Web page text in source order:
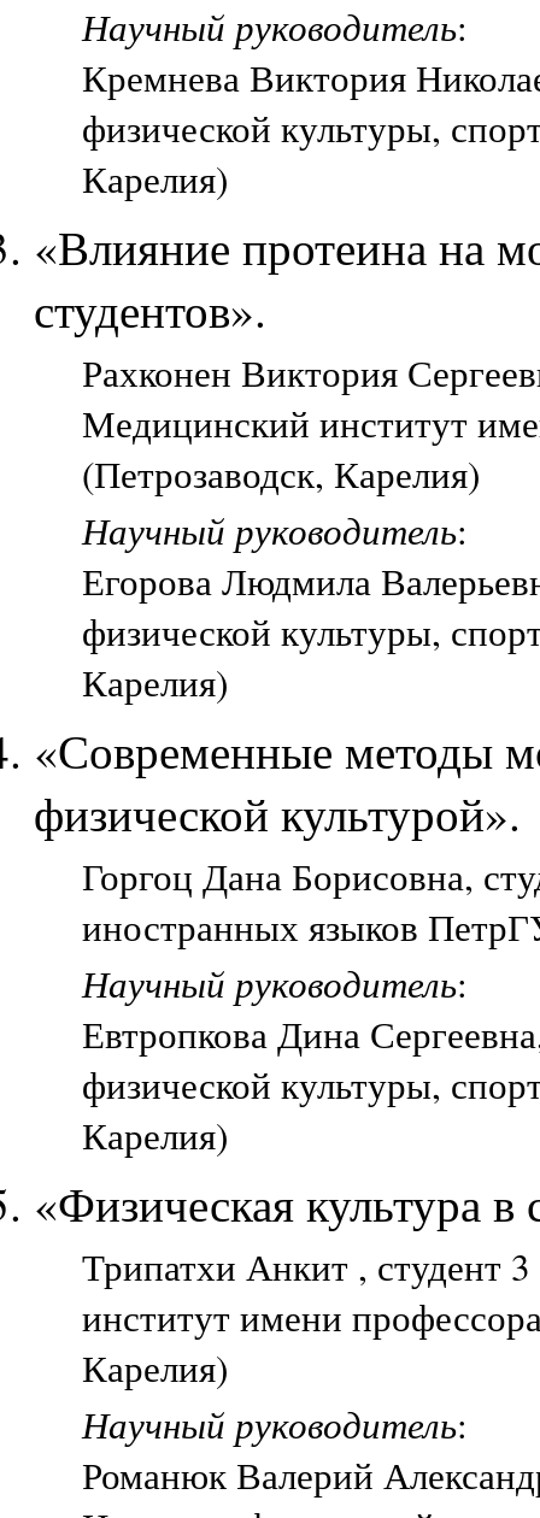
Научный руководитель:
Кремнева Виктория
физической культуры,
Карелия)
«Влияние протеина на
студентов».
Рахконен Виктория
Медицинский институт
(Петрозаводск, Карелия)
Научный руководитель:
Егорова Людмила
физической культуры,
Карелия)
«Современные методы
физической культурой».
Горгоц Дана Борисовна,
иностранных языков
Научный руководитель:
Евтропкова Дина
физической культуры,
Карелия)
«Физическая культура
Трипатхи Анкит , студент
институт имени
Карелия)
Научный руководитель:
Романюк Валерий